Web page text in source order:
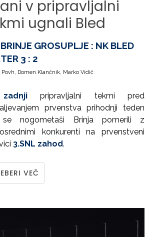
v pripravljalni
ugnali Bled
GROSUPLJE : NK BLED
3 : 2
Povh, Domen Klančnik, Marko Vidič
zadnjipripravljalni tekmi pred
prvenstva prihodnji teden
nogometaši Brinja pomerili z
konkurenti na prvenstveni
3.SNL zahod.
VEČ